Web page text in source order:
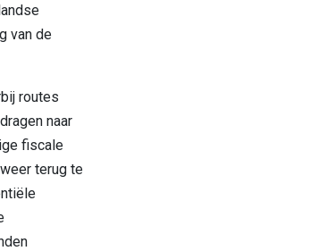
van de
routes
naar
fiscale
terug te